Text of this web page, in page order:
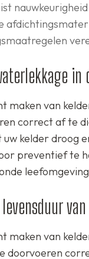
in
maken van
correct af te
kelder droog
preventief te
maken van
doorvoeren